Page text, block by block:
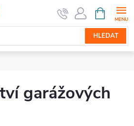
HLEDAT
NÁKUPNÍ
KOŠÍK
garážových